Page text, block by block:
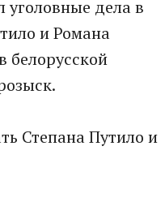
уголовные дела в
и Романа
белорусской
Степана Путило и